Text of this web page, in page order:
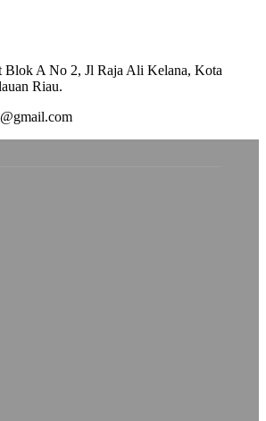
Blok A No 2, Jl Raja Ali Kelana, Kota
Riau.